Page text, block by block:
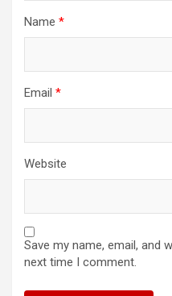
Name *
Email *
Website
Save my name, email, and
next time I comment.